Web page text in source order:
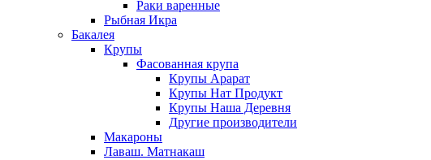
Раки варенные
Рыбная Икра
Бакалея
Крупы
Фасованная крупа
Крупы Арарат
Крупы Нат Продукт
Крупы Наша Деревня
Другие производители
Макароны
Лаваш. Матнакаш